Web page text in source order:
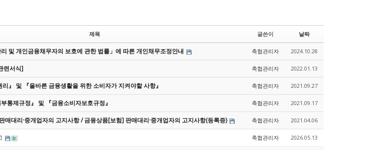
제목 글쓴이 날짜
리 및 개인금융채무자의 보호에 관한 법률」에 따른 개인채무조정안내 축협관리자 2024.10.28
련서식] 축협관리자 2022.01.13
리』 및 『올바른 금융생활을 위한 소비자가 지켜야할 사항』 축협관리자 2021.09.27
통제규정』 및 『금융소비자보호규정』 축협관리자 2021.09.17
매대리·중개업자의 고지사항 / 금융상품[보험] 판매대리·중개업자의 고지사항(등록증) 축협관리자 2021.04.06
축협관리자 2026.05.13